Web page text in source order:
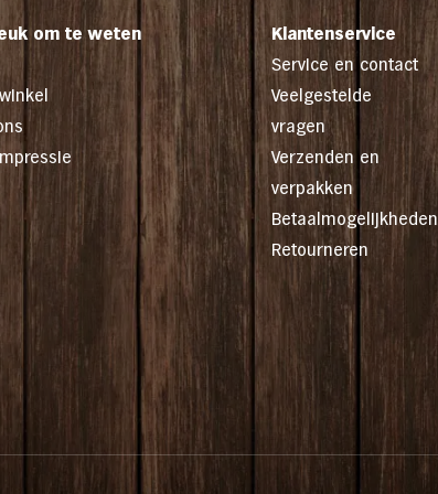
temperatuur komen
Gekoeld
om te weten
Klantenservice
Service en contact
Veelgestelde
vragen
Verzenden en
verpakken
Betaalmogelijkheden
Retourneren